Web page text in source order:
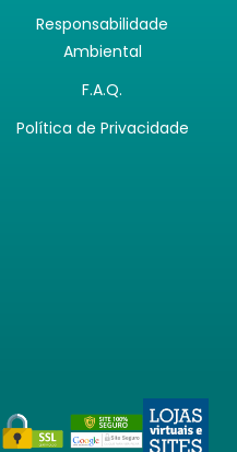
Responsabilidade
Ambiental
F.A.Q.
Política de Privacidade